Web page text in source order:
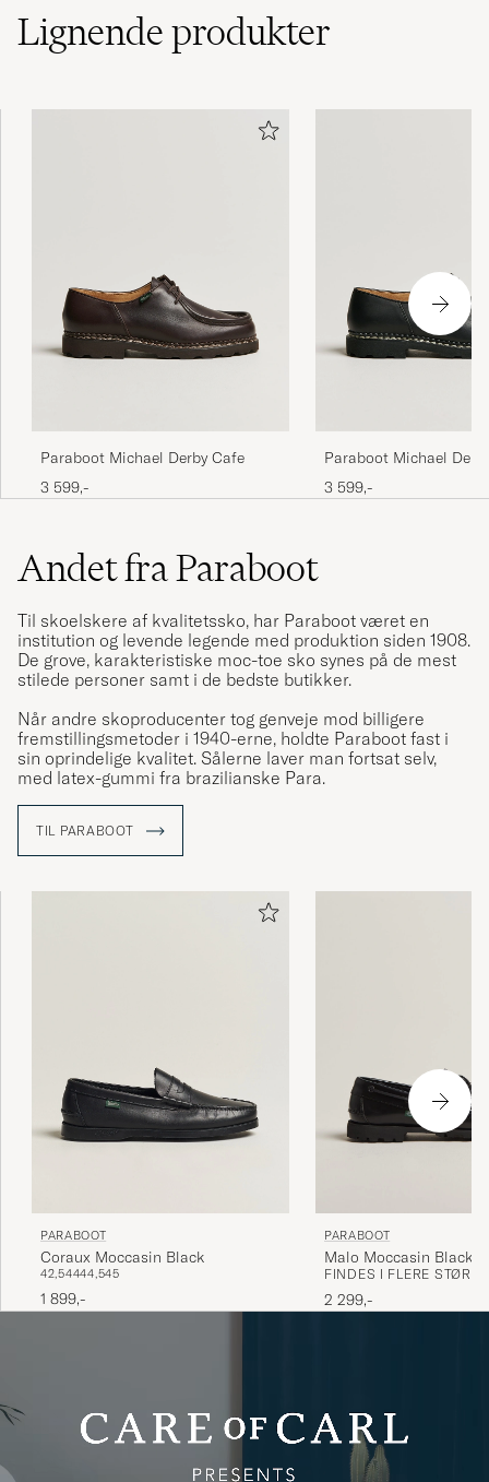
Litt stor i størrelsen, ta en halv størrelse
Välgjorda och bekväma. Jag tog min normala
storlek, ocv de passar perfekt. Sitter väl på
foten. Något smala i passformen för er med
breda fötter. Men skinn kan ju tänja sig något.
skoskav. Perfekt som finsko om man är
sneaker generationen, annars utmärkt som
TOM E KØBTE PÅ CAREOFCARL.SE
Super expérience..
CHRISTOPHE L KØBTE PÅ CAREOFCARL.COM
Ikonisk derbysko, med riktigt grym kvalitet i
storleken, så välj en halv storlek mindre än
JONAS K KØBTE PÅ CAREOFCARL.NO
JAN G
Lignendeprodukter
Paraboot Michael Derby Cafe
3 599,-
Paraboot Michael
3 599,-
Andet fra Paraboot
Til skoelskere af kvalitetssko, har Paraboot været en
institution og levende legende med produktion siden 1908.
De grove, karakteristiske moc-toe sko synes på de mest
stilede personer samt i de bedste butikker.
Når andre skoproducenter tog genveje mod billigere
fremstillingsmetoder i 1940-erne, holdte Paraboot fast i
sin oprindelige kvalitet. Sålerne laver man fortsat selv,
med latex-gummi fra brazilianske Para.
TIL PARABOOT
PARABOOT
Coraux Moccasin Black
42,54444,545
1 899,-
PARABOOT
Malo Moccasin Black
FINDES I FLERE
2 299,-